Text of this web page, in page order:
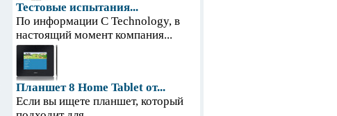
Тестовые испытания...
По информации С Technology, в
настоящий момент компания...
Планшет 8 Home Tablet от...
Если вы ищете планшет, который